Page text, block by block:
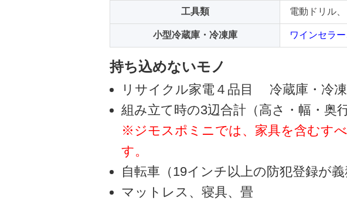
工具類 電動ドリル
小型冷蔵庫・冷凍庫 ワインセラ
持ち込めないモノ
リサイクル家電４品目 冷蔵庫・冷
組み立て時の3辺合計（高さ・幅・奥
※ジモスポミニでは、家具を含むす
す。
自転車（19インチ以上の防犯登録が
マットレス、寝具、畳